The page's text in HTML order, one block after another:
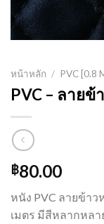
หน้าหลัก / PVC [0.8
PVC – ลาย
฿80.00
หนัง PVC ลายข้าว
เมตร มีสีหลากหล